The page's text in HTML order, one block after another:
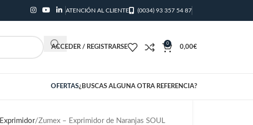
ATENCIÓN AL CLIENTE (0034) 93 357 54 87
ACCEDER / REGISTRARSE
0
0,00€
OFERTAS¿BUSCAS ALGUNA OTRA REFERENCIA?
Exprimidor Zumex – Exprimidor de Naranjas SOUL